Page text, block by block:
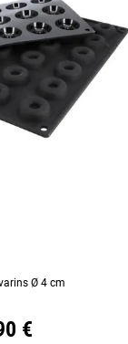
Ø 4 cm
€